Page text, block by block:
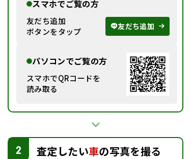
スマホでご覧の方
友だち追加
ボタンをタップ
友だち追加
パソコンでご覧の方
スマホでQRコードを
読み取る
2 査定したい車の写真を撮る